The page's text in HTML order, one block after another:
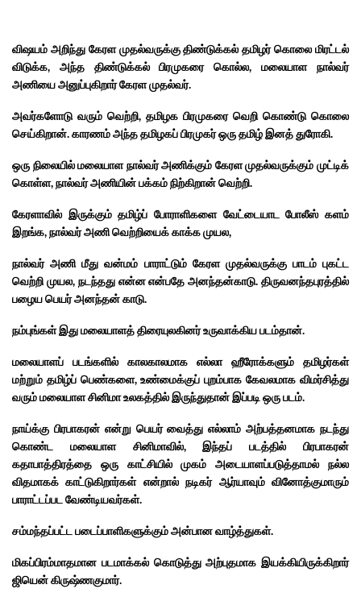
விஷயம் அறிந்து கேரள முதல்வருக்கு திண்டுக்கல் தமிழர் கொலை மிரட்டல்
விடுக்க, அந்த திண்டுக்கல் பிரமுகரை கொல்ல, மலையாள நால்வர்
அணியை அனுப்புகிறார் கேரள முதல்வர்.
அவர்களோடு வரும் வெற்றி, தமிழக பிரமுகரை வெறி கொண்டு கொலை
செய்கிறான். காரணம் அந்த தமிழகப் பிரமுகர் ஒரு தமிழ் இனத் துரோகி.
ஒரு நிலையில் மலையாள நால்வர் அணிக்கும் கேரள முதல்வருக்கும் முட்டிக்
கொள்ள, நால்வர் அணியின் பக்கம் நிற்கிறான் வெற்றி.
கேரளாவில் இருக்கும் தமிழ்ப் போராளிகளை வேட்டையாட போலீஸ் களம்
இறங்க, நால்வர் அணி வெற்றியைக் காக்க முயல,
நால்வர் அணி மீது வன்மம் பாராட்டும் கேரள முதல்வருக்கு பாடம் புகட்ட
வெற்றி முயல, நடந்தது என்ன என்பதே அனந்தன்காடு. திருவனந்தபுரத்தில்
பழைய பெயர் அனந்தன் காடு.
நம்புங்கள் இது மலையாளத் திரையுலகினர் உருவாக்கிய படம்தான்.
மலையாளப் படங்களில் காலகாலமாக எல்லா ஹீரோக்களும் தமிழர்கள்
மற்றும் தமிழ்ப் பெண்களை, உண்மைக்குப் புறம்பாக கேவலமாக விமர்சித்து
வரும் மலையாள சினிமா உலகத்தில் இருந்துதான் இப்படி ஒரு படம்.
நாய்க்கு பிரபாகரன் என்று பெயர் வைத்து எல்லாம் அற்பத்தனமாக நடந்து
கொண்ட மலையாள சினிமாவில், இந்தப் படத்தில் பிரபாகரன்
கதாபாத்திரத்தை ஒரு காட்சியில் முகம் அடையாளப்படுத்தாமல் நல்ல
விதமாகக் காட்டுகிறார்கள் என்றால் நடிகர் ஆர்யாவும் வினோத்குமாரும்
பாராட்டப்பட வேண்டியவர்கள்.
சம்மந்தப்பட்ட படைப்பாளிகளுக்கும் அன்பான வாழ்த்துகள்.
மிகப்பிரம்மாதமான படமாக்கல் கொடுத்து அற்புதமாக இயக்கியிருக்கிறார்
ஜியென் கிருஷ்ணகுமார்.